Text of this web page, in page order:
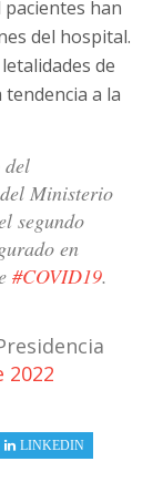
pacientes han
del hospital.
de
a la
Ministerio
segundo
en
#COVID19.
2022
LINKEDIN